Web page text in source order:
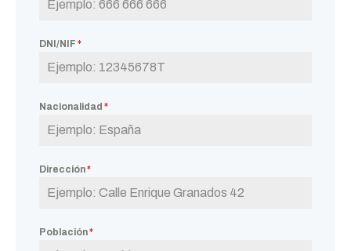
DNI/NIF *
Nacionalidad *
Dirección*
Población*